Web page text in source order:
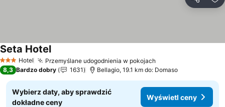
3 Kategoria
Hotel Przemyślane udogodnienia w pokojachWyświetl ceny
Seta HotelWyświetl ceny
8,3 Bardzo dobry 1631 Bellagio, 19.1 km do: Domaso
Wybierz daty, aby sprawdzić
dokładne ceny
Wyświetl ceny